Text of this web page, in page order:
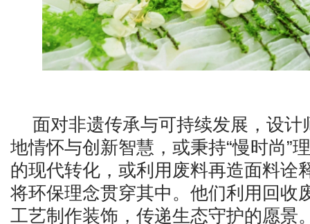
面对非遗传承与可持续发展，设计
地情怀与创新智慧，或秉持“慢时尚”
的现代转化，或利用废料再造面料诠
将环保理念贯穿其中。他们利用回收
工艺制作装饰，传递生态守护的愿景